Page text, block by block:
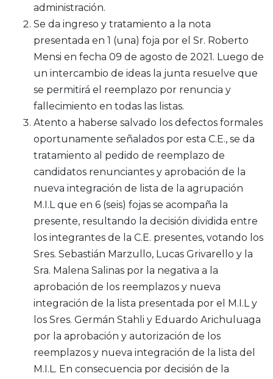
administración.
Se da ingreso y tratamiento a la nota
presentada en 1 (una) foja por el Sr. Roberto
Mensi en fecha 09 de agosto de 2021. Luego de
un intercambio de ideas la junta resuelve que
se permitirá el reemplazo por renuncia y
fallecimiento en todas las listas.
Atento a haberse salvado los defectos formales
oportunamente señalados por esta C.E., se da
tratamiento al pedido de reemplazo de
candidatos renunciantes y aprobación de la
nueva integración de lista de la agrupación
M.I.L que en 6 (seis) fojas se acompaña la
presente, resultando la decisión dividida entre
los integrantes de la C.E. presentes, votando los
Sres. Sebastián Marzullo, Lucas Grivarello y la
Sra. Malena Salinas por la negativa a la
aprobación de los reemplazos y nueva
integración de la lista presentada por el M.I.L y
los Sres. Germán Stahli y Eduardo Arichuluaga
por la aprobación y autorización de los
reemplazos y nueva integración de la lista del
M.I.L. En consecuencia por decisión de la